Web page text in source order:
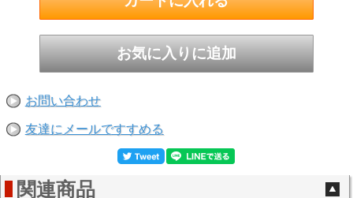
お問い合わせ
友達にメールですすめる
関連商品